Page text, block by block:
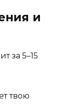
и
за 5–15
твою